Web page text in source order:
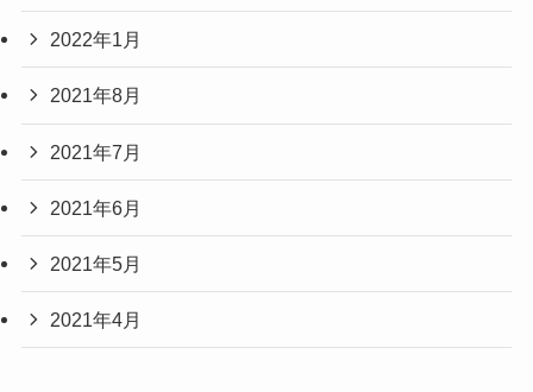
2022年1月
2021年8月
2021年7月
2021年6月
2021年5月
2021年4月